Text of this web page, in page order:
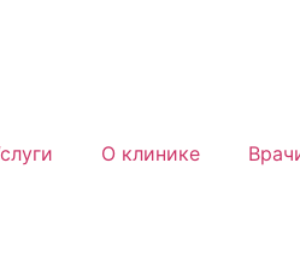
О клинике